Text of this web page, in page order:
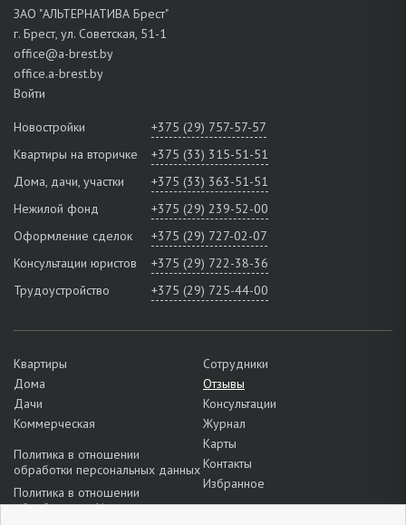
ЗАО "АЛЬТЕРНАТИВА Брест"
г. Брест, ул. Советская, 51-1
office@a-brest.by
office.a-brest.by
Войти
Новостройки
+375 (29) 757-57-57
Квартиры на вторичке
+375 (33) 315-51-51
Дома, дачи, участки
+375 (33) 363-51-51
Нежилой фонд
+375 (29) 239-52-00
Оформление сделок
+375 (29) 727-02-07
Консультации юристов
+375 (29) 722-38-36
Трудоустройство
+375 (29) 725-44-00
Квартиры
Дома
Дачи
Коммерческая
Политика в отношении
обработки персональных данных
Политика в отношении
обработки cookie
Сотрудники
Отзывы
Консультации
Журнал
Карты
Контакты
Избранное